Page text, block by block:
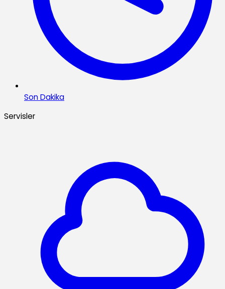
Son Dakika
Servisler